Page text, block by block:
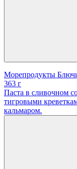
Морепродукты
363 г
Паста в сливочном
тигровыми
кальмаром.